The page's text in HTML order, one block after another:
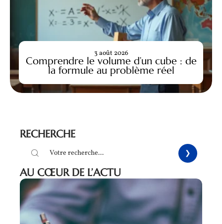
Comprendre le volume d’un cube : de
la formule au problème réel
3 août 2026
RECHERCHE
AU CŒUR DE L’ACTU